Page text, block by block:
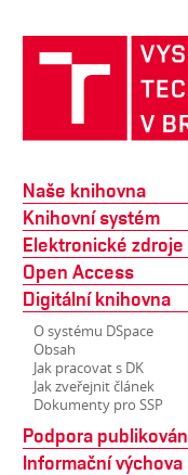
Naše knihovna
Knihovní systém
Elektronické zdroje
Open Access
Digitální knihovna
O systému DSpace
Obsah
Jak pracovat s DK
Jak zveřejnit článek
Dokumenty pro SSP
Podpora
Informační výchova